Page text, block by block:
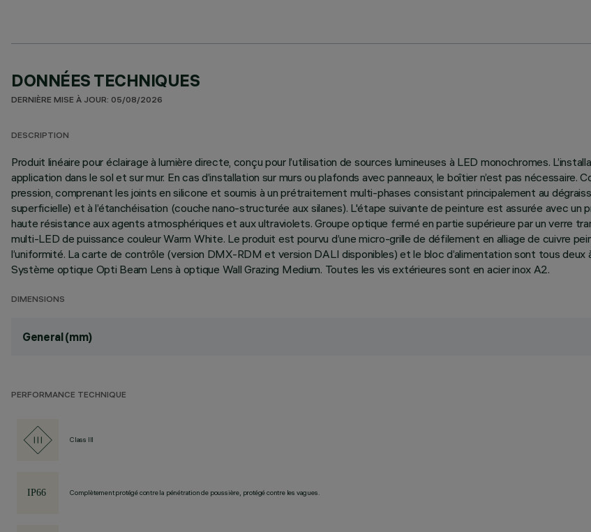
DONNÉES TECHNIQUES
DERNIÈRE MISE À JOUR: 05/08/2026
DESCRIPTION
Produit linéaire pour éclairage à lumière directe, conçu pour l’utilisation de sources lumineuses à LED monochromes.
application dans le sol et sur mur. En cas d’installation sur murs ou plafonds avec panneaux, le boîtier n’est pas nécessaire.
pression, comprenant les joints en silicone et soumis à un prétraitement multi-phases consistant principalement au
superficielle) et à l’étanchéisation (couche nano-structurée aux silanes). L'étape suivante de peinture est assurée avec un
haute résistance aux agents atmosphériques et aux ultraviolets. Groupe optique fermé en partie supérieure par un verre
multi-LED de puissance couleur Warm White. Le produit est pourvu d’une micro-grille de défilement en alliage de cuivre
l’uniformité. La carte de contrôle (version DMX-RDM et version DALI disponibles) et le bloc d’alimentation sont tous
Système optique Opti Beam Lens à optique Wall Grazing Medium. Toutes les vis extérieures sont en acier inox A2.
DIMENSIONS
General (mm)
PERFORMANCE TECHNIQUE
Class III
Complètement protégé contre la pénétration de poussière, protégé contre les vagues.